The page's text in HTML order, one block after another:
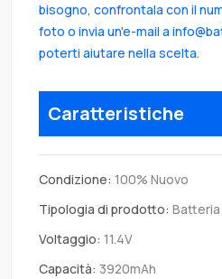
bisogno, confrontala con il
foto o invia un'e-mail a
poterti aiutare nella scelta.
Caratteristiche
Condizione: 100% Nuovo
Tipologia di prodotto: Batteria
Voltaggio: 11.4V
Capacità: 3920mAh